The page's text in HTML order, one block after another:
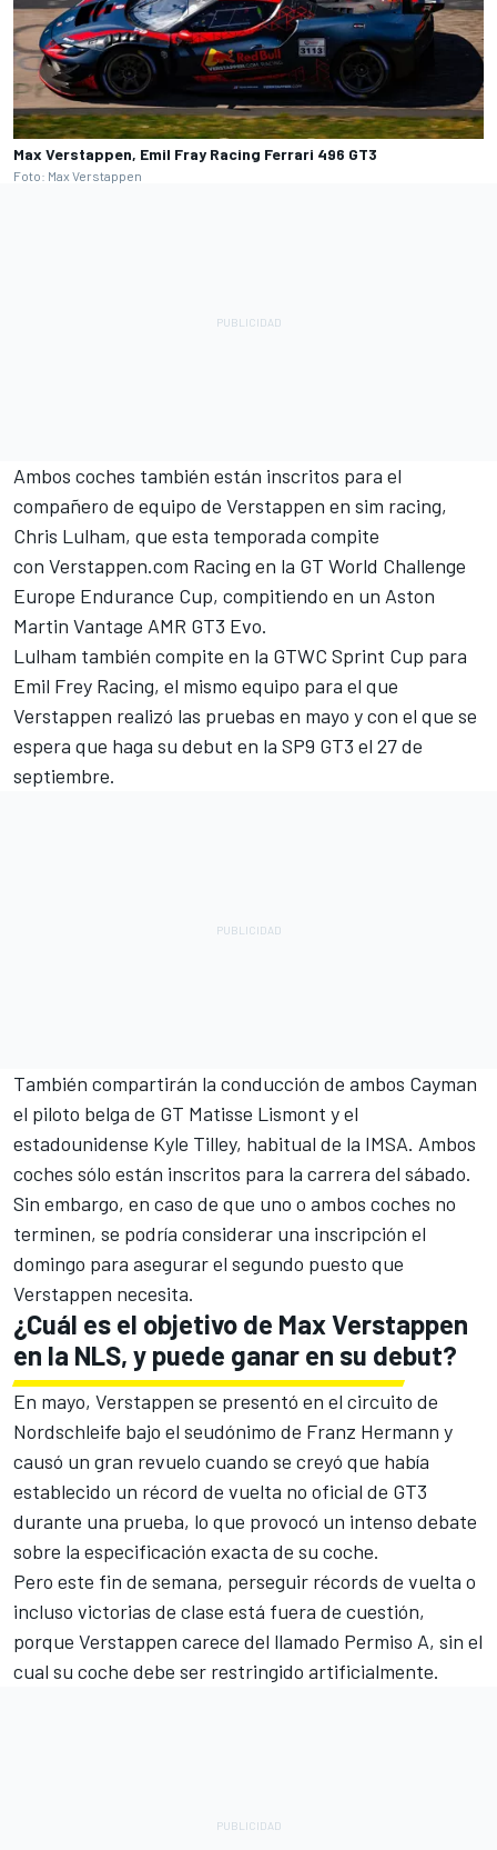
Max Verstappen, Emil Fray Racing Ferrari 496 GT3
Foto: Max Verstappen
Ambos coches también están inscritos para el
compañero de equipo de Verstappen en sim racing,
Chris Lulham, que esta temporada compite
con Verstappen.com Racing en la GT World Challenge
Europe Endurance Cup, compitiendo en un Aston
Martin Vantage AMR GT3 Evo.
Lulham también compite en la GTWC Sprint Cup para
Emil Frey Racing, el mismo equipo para el que
Verstappen realizó las pruebas en mayo y con el que se
espera que haga su debut en la SP9 GT3 el 27 de
septiembre.
También compartirán la conducción de ambos Cayman
el piloto belga de GT Matisse Lismont y el
estadounidense Kyle Tilley, habitual de la IMSA. Ambos
coches sólo están inscritos para la carrera del sábado.
Sin embargo, en caso de que uno o ambos coches no
terminen, se podría considerar una inscripción el
domingo para asegurar el segundo puesto que
Verstappen necesita.
¿Cuál es el objetivo de Max Verstappen
en la NLS, y puede ganar en su debut?
En mayo, Verstappen se presentó en el circuito de
Nordschleife bajo el seudónimo de Franz Hermann y
causó un gran revuelo cuando se creyó que había
establecido un récord de vuelta no oficial de GT3
durante una prueba, lo que provocó un intenso debate
sobre la especificación exacta de su coche.
Pero este fin de semana, perseguir récords de vuelta o
incluso victorias de clase está fuera de cuestión,
porque Verstappen carece del llamado Permiso A, sin el
cual su coche debe ser restringido artificialmente.